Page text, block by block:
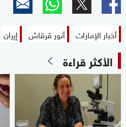
أخبار الإمارات أنور قرقاش إيران
الأكثر قراءة